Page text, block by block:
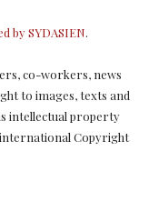
bySYDASIEN.
co-workers, news
to images, texts and
intellectual property
Copyright